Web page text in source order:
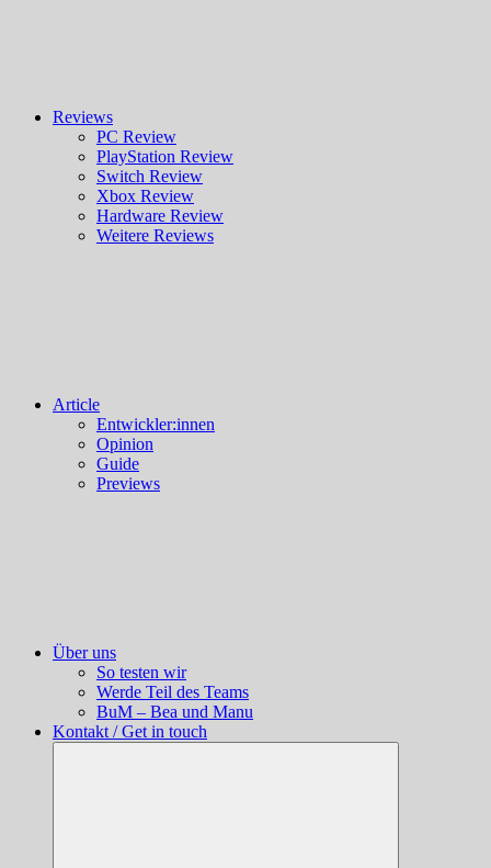
Reviews
PC Review
PlayStation Review
Switch Review
Xbox Review
Hardware Review
Weitere Reviews
Article
Entwickler:innen
Opinion
Guide
Previews
Über uns
So testen wir
Werde Teil des Teams
BuM – Bea und Manu
Kontakt / Get in touch